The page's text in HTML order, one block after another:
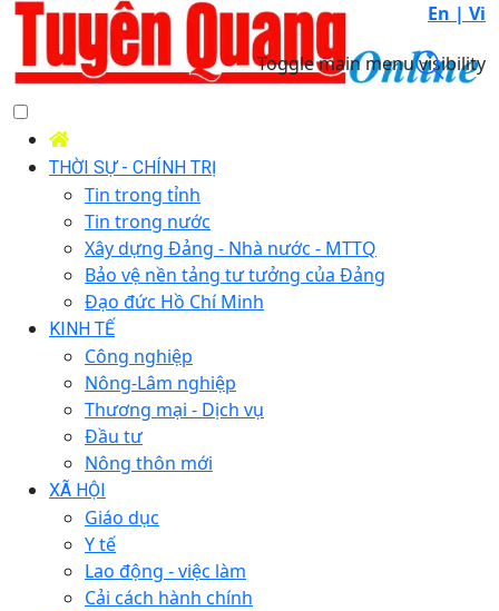
En | Vi
Toggle main menu visibility
THỜI SỰ - CHÍNH TRỊ
Tin trong tỉnh
Tin trong nước
Xây dựng Đảng - Nhà nước - MTTQ
Bảo vệ nền tảng tư tưởng của Đảng
Đạo đức Hồ Chí Minh
KINH TẾ
Công nghiệp
Nông-Lâm nghiệp
Thương mại - Dịch vụ
Đầu tư
Nông thôn mới
XÃ HỘI
Giáo dục
Y tế
Lao động - việc làm
Cải cách hành chính